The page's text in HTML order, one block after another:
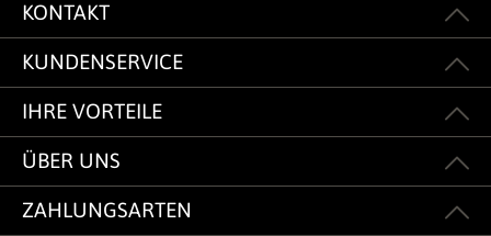
KONTAKT
KUNDENSERVICE
IHRE VORTEILE
ÜBER UNS
ZAHLUNGSARTEN